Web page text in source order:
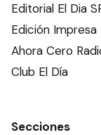
Editorial El Dia
Edición Impresa
Ahora Cero
Club El Día
Secciones